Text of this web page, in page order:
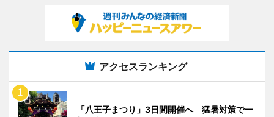
アクセスランキング
「八王子まつり」3日間開催へ 猛暑対策で一